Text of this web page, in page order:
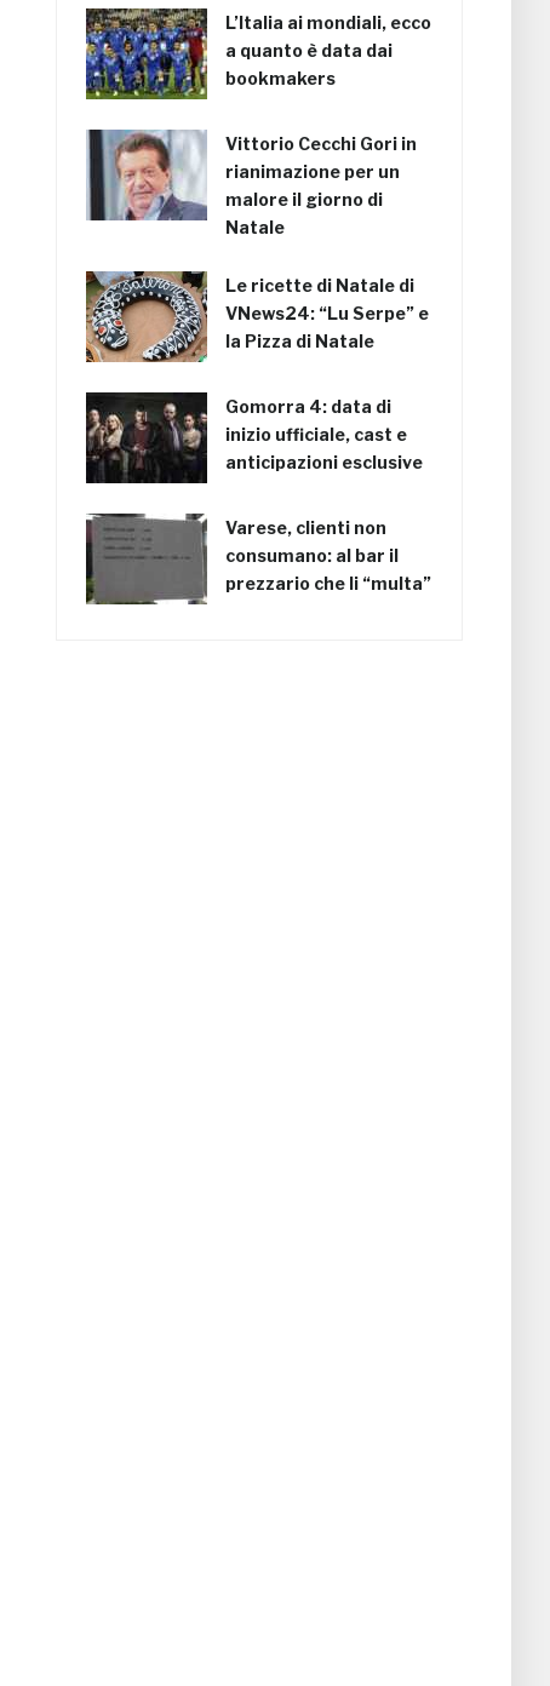
L’Italia ai mondiali, ecco
a quanto è data dai
bookmakers
Vittorio Cecchi Gori in
rianimazione per un
malore il giorno di
Natale
Le ricette di Natale di
VNews24: “Lu Serpe” e
la Pizza di Natale
Gomorra 4: data di
inizio ufficiale, cast e
anticipazioni esclusive
Varese, clienti non
consumano: al bar il
prezzario che li “multa”